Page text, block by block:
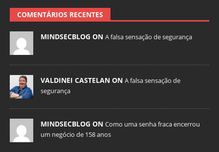
COMENTÁRIOS RECENTES
MINDSECBLOG ON A falsa sensação de segurança
VALDINEI CASTELAN ON A falsa sensação de
segurança
MINDSECBLOG ON Como uma senha fraca encerrou
um negócio de 158 anos